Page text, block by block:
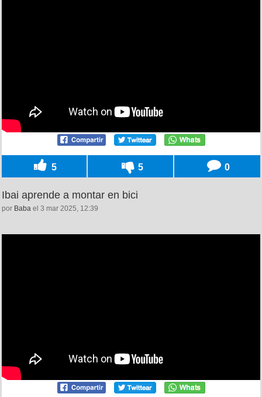
5 5 0
Ibai aprende a montar en bici
por Baba el 3 mar 2025, 12:39